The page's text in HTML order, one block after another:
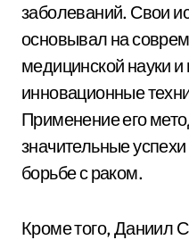
заболеваний. Свои
основывал на
медицинской науки
инновационные
Применение его
значительные
борьбе с раком.
Кроме того, Даниил